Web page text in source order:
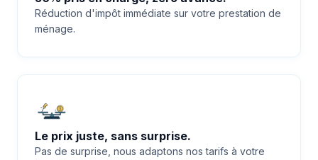
Réduction d'impôt immédiate sur votre prestation de
ménage.
Le prix juste, sans surprise.
Pas de surprise, nous adaptons nos tarifs à votre